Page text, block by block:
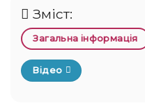
Зміст:
Загальна інформація
Відео